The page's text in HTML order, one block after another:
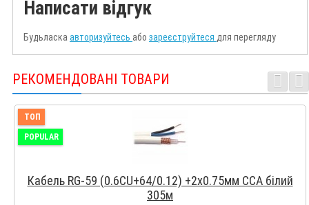
Написати відгук
Будьласка авторизуйтесь або зареєструйтеся для перегляду
РЕКОМЕНДОВАНІ ТОВАРИ
ТОП
POPULAR
Кабель RG-59 (0.6СU+64/0.12) +2x0.75мм CCA білий
305м